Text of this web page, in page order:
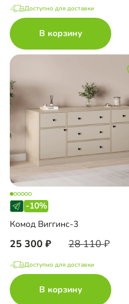
Доступно для доставки
В корзину
-10%
Комод Виггинс-3
25 300 28 110
Доступно для доставки
В корзину